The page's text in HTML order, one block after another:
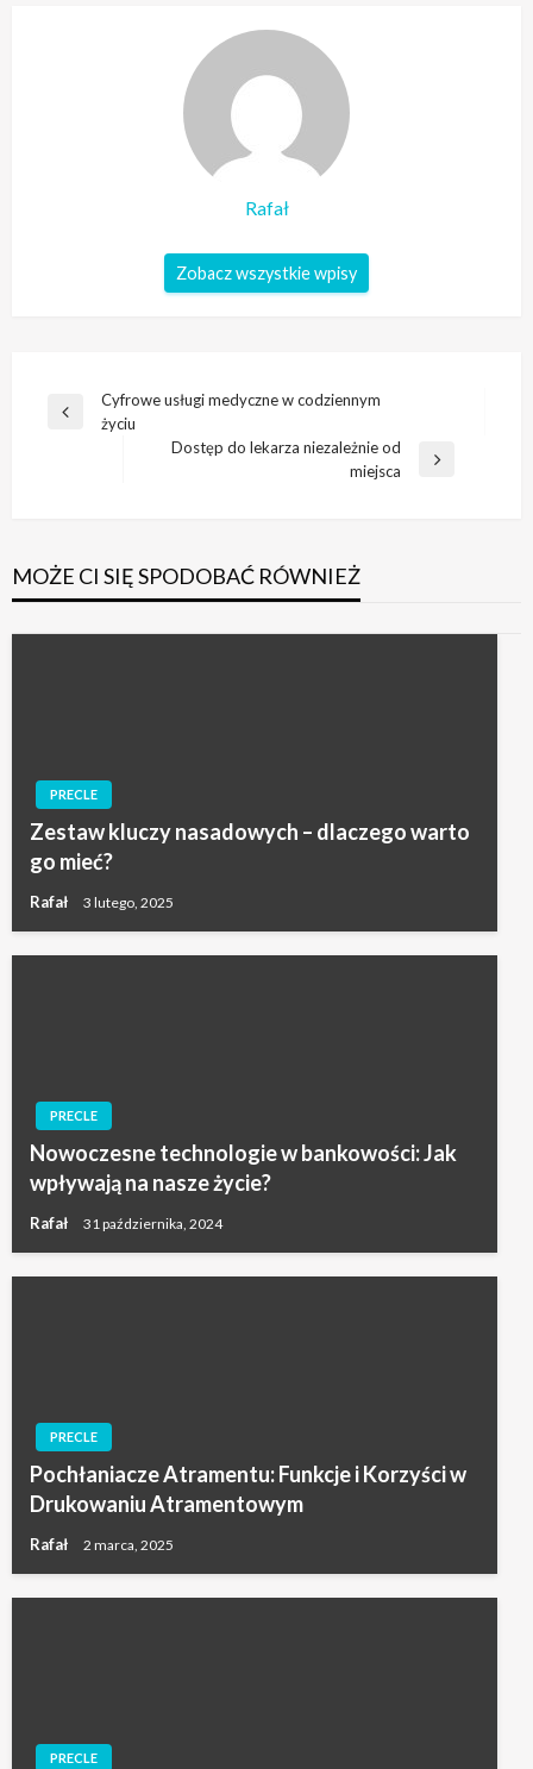
Rafał
Zobacz wszystkie wpisy
Nawigacja
wpisu
Poprzedni
Cyfrowe usługi medyczne w codziennym
życiu
Dostęp do lekarza niezależnie od
miejsca
MOŻE CI SIĘ SPODOBAĆ RÓWNIEŻ
PRECLE
Zestaw kluczy nasadowych – dlaczego warto
go mieć?
Rafał 3 lutego, 2025
PRECLE
Nowoczesne technologie w bankowości: Jak
wpływają na nasze życie?
Rafał 31 października, 2024
PRECLE
Pochłaniacze Atramentu: Funkcje i Korzyści w
Drukowaniu Atramentowym
Rafał 2 marca, 2025
PRECLE